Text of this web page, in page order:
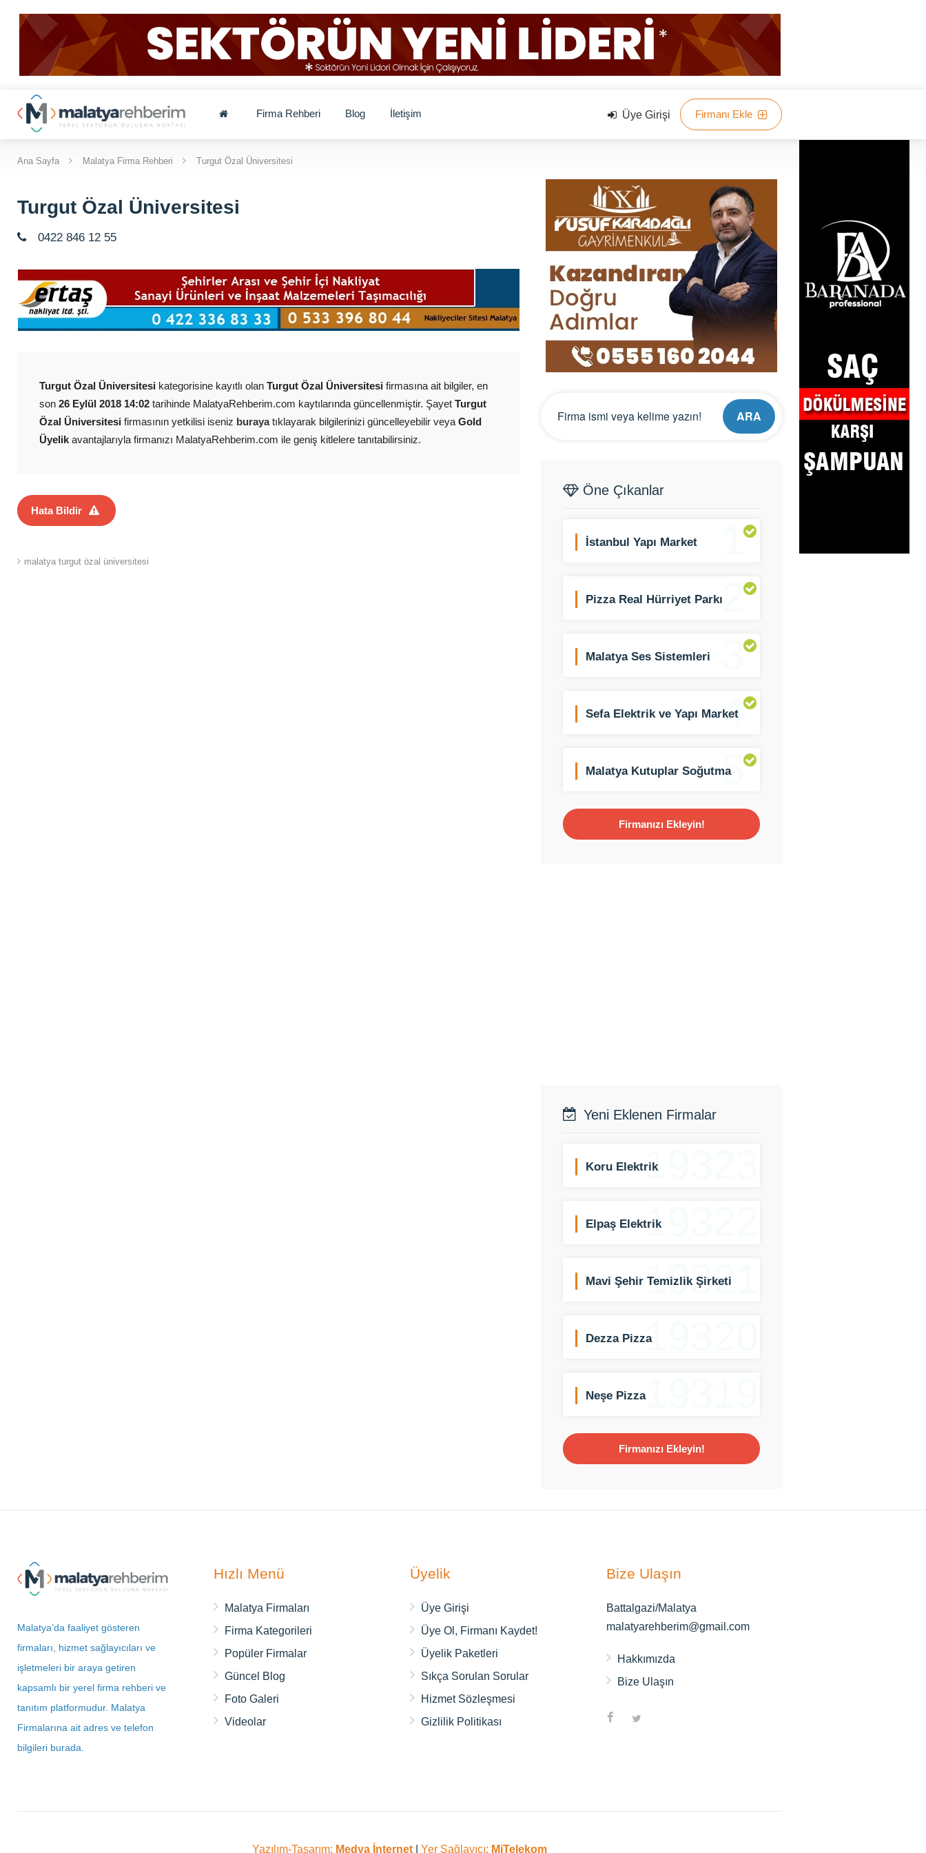
Firma Rehberi Blog İletişim Üye Girişi Firmanı Ekle
Ana Sayfa Malatya Firma Rehberi Turgut Özal Üniversitesi
Turgut Özal Üniversitesi
0422 846 12 55
Turgut Özal Üniversitesi kategorisine kayıtlı olan Turgut Özal Üniversitesi firmasına ait bilgiler, en
son 26 Eylül 2018 14:02 tarihinde MalatyaRehberim.com kaytılarında güncellenmiştir. Şayet Turgut
Özal Üniversitesi firmasının yetkilisi iseniz burayatıklayarak bilgilerinizi güncelleyebilir veya Gold
Üyelik avantajlarıyla firmanızı MalatyaRehberim.com ile geniş kitlelere tanıtabilirsiniz.
Hata Bildir
malatya turgut özal üniversitesi
ARA
Öne Çıkanlar
1
İstanbul Yapı Market
2
Pizza Real Hürriyet Parkı
3
Malatya Ses Sistemleri
4
Sefa Elektrik ve Yapı Market
5
Malatya Kutuplar Soğutma
Firmanızı Ekleyin!
Yeni Eklenen Firmalar
19323
Koru Elektrik
19322
Elpaş Elektrik
19321
Mavi Şehir Temizlik Şirketi
19320
Dezza Pizza
19319
Neşe Pizza
Firmanızı Ekleyin!
Malatya’da faaliyet gösteren
firmaları, hizmet sağlayıcıları ve
işletmeleri bir araya getiren
kapsamlı bir yerel firma rehberi ve
tanıtım platformudur. Malatya
Firmalarına ait adres ve telefon
bilgileri burada.
Hızlı Menü
Malatya Firmaları
Firma Kategorileri
Popüler Firmalar
Güncel Blog
Foto Galeri
Videolar
Üyelik
Üye Girişi
Üye Ol, Firmanı Kaydet!
Üyelik Paketleri
Sıkça Sorulan Sorular
Hizmet Sözleşmesi
Gizlilik Politikası
Bize Ulaşın
Battalgazi/Malatya
malatyarehberim@gmail.com
Hakkımızda
Bize Ulaşın
Yazılım-Tasarım: Medya İnternet Yer Sağlayıcı: MiTelekom